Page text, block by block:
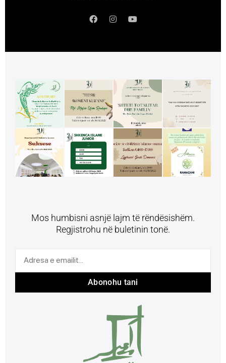
Mos humbisni asnjë lajm të rëndësishëm.
Regjistrohu në buletinin tonë.
Abonohu tani